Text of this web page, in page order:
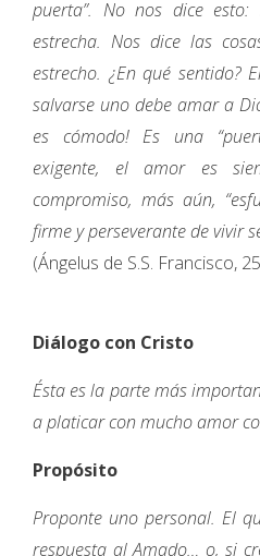
puerta”. No nos dice
estrecha. Nos dice las
estrecho. ¿En qué sentido?
salvarse uno debe amar a
es cómodo! Es una
exigente, el amor es
compromiso, más aún,
firme y perseverante de vivir
(Ángelus de S.S. Francisco,
Diálogo con Cristo
Ésta es la parte más
a platicar con mucho amor
Propósito
Proponte uno personal. El
respuesta al Amado… o, si